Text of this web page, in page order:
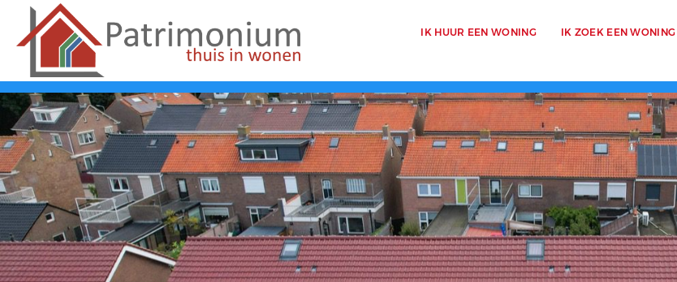
IK HUUR EEN WONING IK ZOEK EEN WONING